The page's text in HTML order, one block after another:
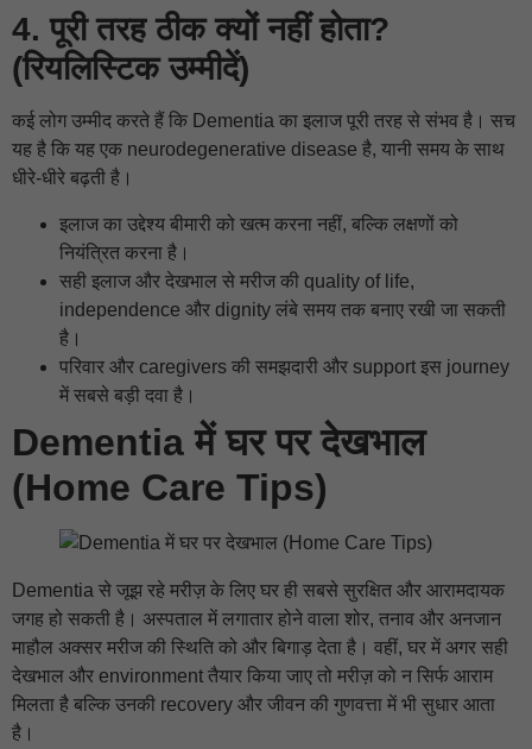
4. पूरी तरह ठीक क्यों नहीं होता?
(रियलिस्टिक उम्मीदें)
कई लोग उम्मीद करते हैं कि Dementia का इलाज पूरी तरह से संभव है। सच
यह है कि यह एक neurodegenerative disease है, यानी समय के साथ
धीरे-धीरे बढ़ती है।
इलाज का उद्देश्य बीमारी को खत्म करना नहीं, बल्कि लक्षणों को
नियंत्रित करना है।
सही इलाज और देखभाल से मरीज की quality of life,
independence और dignity लंबे समय तक बनाए रखी जा सकती
है।
परिवार और caregivers की समझदारी और support इस journey
में सबसे बड़ी दवा है।
Dementia में घर पर देखभाल
(Home Care Tips)
Dementia से जूझ रहे मरीज़ के लिए घर ही सबसे सुरक्षित और आरामदायक
जगह हो सकती है। अस्पताल में लगातार होने वाला शोर, तनाव और अनजान
माहौल अक्सर मरीज की स्थिति को और बिगाड़ देता है। वहीं, घर में अगर सही
देखभाल और environment तैयार किया जाए तो मरीज़ को न सिर्फ आराम
मिलता है बल्कि उनकी recovery और जीवन की गुणवत्ता में भी सुधार आता
है।